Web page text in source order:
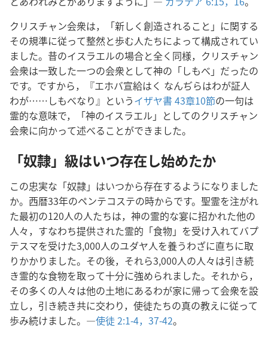
クリスチャン会衆は，「新しく創造されること」に関する
その規準に従って整然と歩む人たちによって構成されてい
ました。昔のイスラエルの場合と全く同様，クリスチャン
会衆は一致した一つの会衆として神の「しもべ」だったの
です。ですから，『エホバ宣給はく なんぢらはわが証人
わが……しもべなり』というイザヤ書 43章10節の一句は
霊的な意味で，「神のイスラエル」としてのクリスチャン
会衆に向かって述べることができました。
「奴隷」級はいつ存在し始めたか
この忠実な「奴隷」はいつから存在するようになりました
か。西暦33年のペンテコステの時からです。聖霊を注がれ
た最初の120人の人たちは，神の霊的な宴に招かれた他の
人々，すなわち提供された霊的「食物」を受け入れてバプ
テスマを受けた3,000人のユダヤ人を養うわざに直ちに取
りかかりました。その後，それら3,000人の人々は引き続
き霊的な食物を取って十分に強められました。それから，
その多くの人々は他の土地にあるわが家に帰って会衆を設
立し，引き続き共に交わり，使徒たちの真の教えに従って
歩み続けました。―使徒 2:1-4， 37-42。